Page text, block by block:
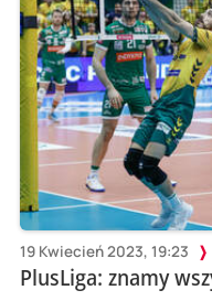
19 Kwiecień 2023, 19:23
PlusLiga: znamy